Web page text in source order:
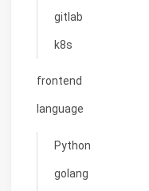
gitlab
k8s
frontend
language
Python
golang